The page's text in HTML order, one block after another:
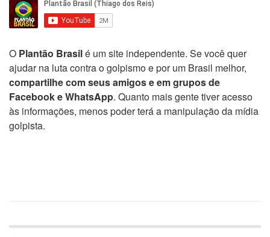
O Plantão Brasilé um site independente. Se você quer
ajudar na luta contra o golpismo e por um Brasil melhor,
compartilhe com seus amigos e em grupos de
Facebook e WhatsApp. Quanto mais gente tiver acesso
às informações, menos poder terá a manipulação da mídia
golpista.